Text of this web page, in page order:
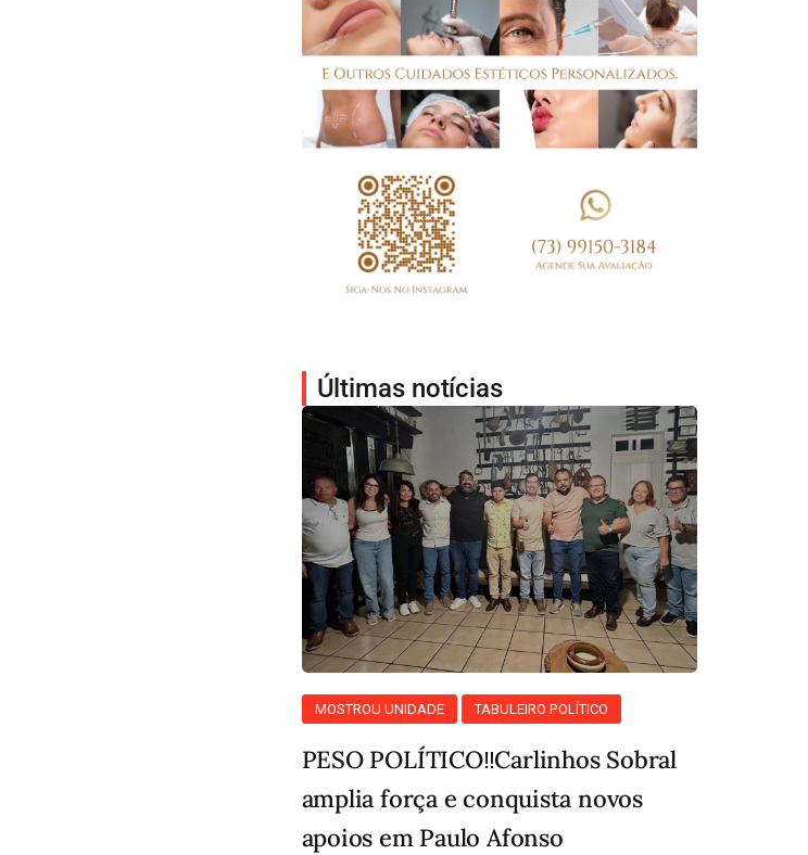
Últimas notícias
MOSTROU UNIDADE TABULEIRO POLÍTICO
PESO POLÍTICO‼️Carlinhos Sobral
amplia força e conquista novos
apoios em Paulo Afonso